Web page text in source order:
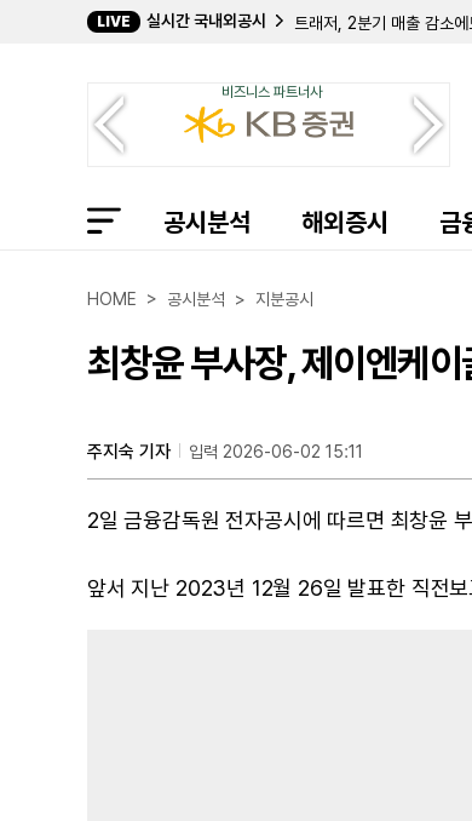
LIVE 실시간 국내외공시
트래저, 2분기 매출 감소
에버코어, 2분기 매출
이베이, 2분기 매출 15%
오라슈어 테크놀로지스,
네오스텔라 캐피털, 2분
백사이트, 2분기 순손실 2
켐퍼, 2분기 대규모 영업
포워드 에어, '옴니 인수'
엑스페리, 2분기 영업이익
비즈니스 파트너사
공시분석 해외증시 금
HOME > 공시분석 > 지분공시
최창윤 부사장, 제이엔케
주지숙 기자 입력 2026-06-02 15:11
2일 금융감독원 전자공시에 따르면 최창윤
앞서 지난 2023년 12월 26일 발표한 직전